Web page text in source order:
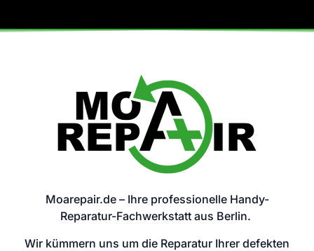
Moarepair.de – Ihre professionelle Handy-
Reparatur-Fachwerkstatt aus Berlin.
Wir kümmern uns um die Reparatur Ihrer defekten